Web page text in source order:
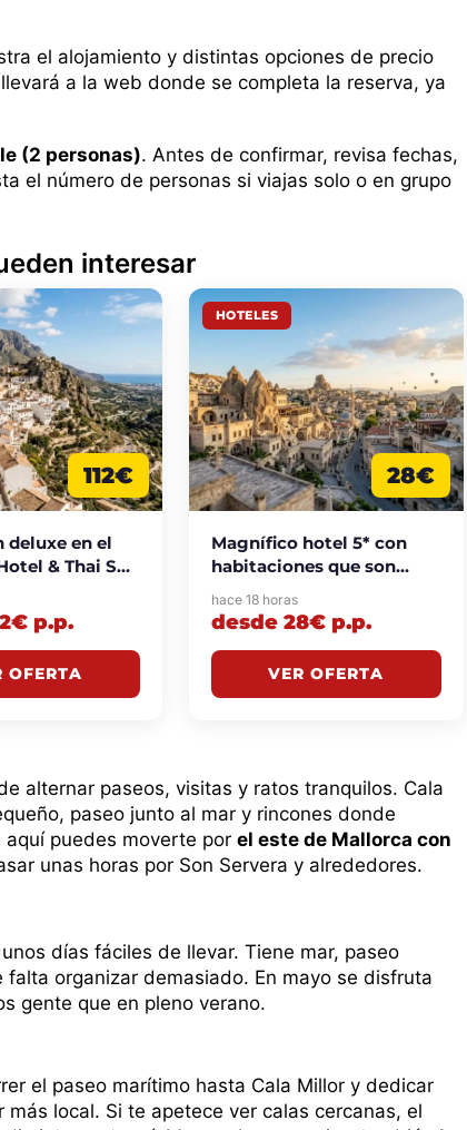
el alojamiento y distintas opciones de precio
a la web donde se completa la reserva, ya
(2 personas). Antes de confirmar, revisa fechas,
el número de personas si viajas solo o en grupo
interesar
112€
deluxe en el
& Thai Spa
5* desde
p.p.
OFERTA
HOTELES
28€
Magnífico hotel 5* con
habitaciones que son
cuevas únicas en
Capadocia desde 28€
p.p./noche
hace 18 horas
desde 28€ p.p.
VER OFERTA
alternar paseos, visitas y ratos tranquilos. Cala
paseo junto al mar y rincones donde
puedes moverte por el este de Mallorca con
unas horas por Son Servera y alrededores.
días fáciles de llevar. Tiene mar, paseo
organizar demasiado. En mayo se disfruta
gente que en pleno verano.
el paseo marítimo hasta Cala Millor y dedicar
local. Si te apetece ver calas cercanas, el